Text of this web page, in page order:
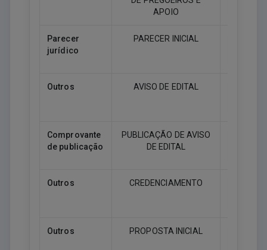
APOIO
Parecer
jurídico
PARECER INICIAL
Outros AVISO DE EDITAL
Comprovante
de publicação
PUBLICAÇÃO DE AVISO
DE EDITAL
Outros CREDENCIAMENTO
Outros PROPOSTA INICIAL